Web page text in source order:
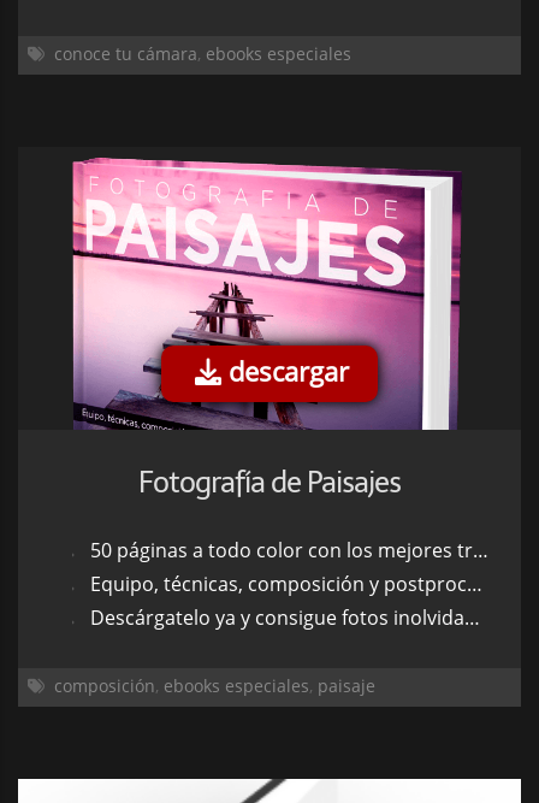
conoce tu cámara, ebooks especiales
descargar
Fotografía de Paisajes
50 páginas a todo color con los mejores trucos y consejos.
Equipo, técnicas, composición y postprocesado.
Descárgatelo ya y consigue fotos inolvidables.
composición, ebooks especiales, paisaje